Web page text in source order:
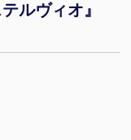
ルヴィオ』